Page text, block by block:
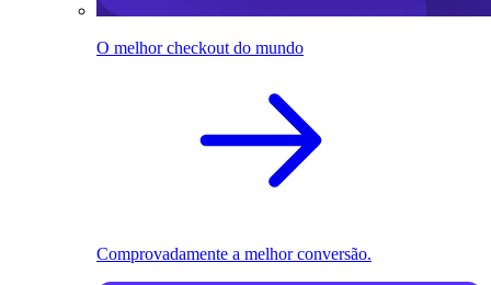
O melhor checkout do mundo
Comprovadamente a melhor conversão.